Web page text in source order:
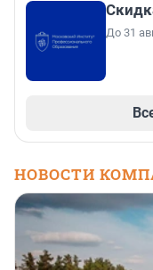
До 31
НОВОСТИ